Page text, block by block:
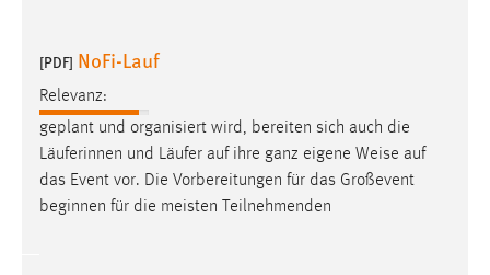
[PDF] NoFi-Lauf
Relevanz:
geplant und organisiert wird, bereiten sich auch die
Läuferinnen und Läufer auf ihre ganz eigene Weise auf
das Event vor. Die Vorbereitungen für das Großevent
beginnen für die meisten Teilnehmenden
3 Monate
Facebook Pixel
Name: